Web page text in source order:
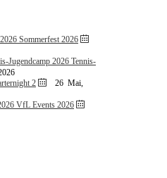
Sommerfest 2026
Tennis-
2
26 Mai,
VfL Events 2026